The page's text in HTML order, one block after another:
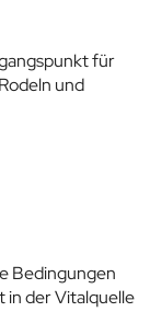
für
und
Bedingungen
in der Vitalquelle